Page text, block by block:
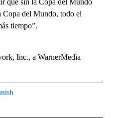
que sin la Copa del Mundo
del Mundo, todo el
tiempo”.
Inc., a WarnerMedia
TO RECEIVE NOTIFICATIONS ABOUT